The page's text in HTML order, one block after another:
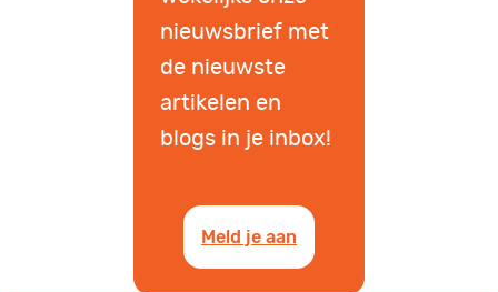
nieuwsbrief met
de nieuwste
artikelen en
blogs in je inbox!
Meld je aan